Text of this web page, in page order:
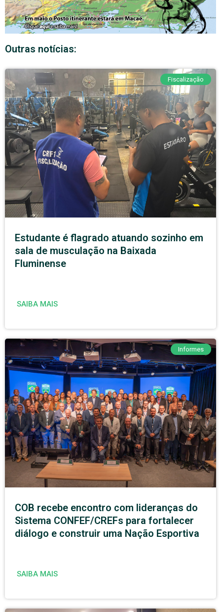
Outras notícias:
Fiscalização
Estudante é flagrado atuando sozinho em
sala de musculação na Baixada
Fluminense
SAIBA MAIS
Informes
COB recebe encontro com lideranças do
Sistema CONFEF/CREFs para fortalecer
diálogo e construir uma Nação Esportiva
SAIBA MAIS